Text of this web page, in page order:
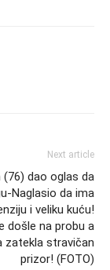
Next article
(76) dao oglas da
Naglasio da ima
i veliku kuću!
došle na probu a
zatekla stravičan
prizor! (FOTO)